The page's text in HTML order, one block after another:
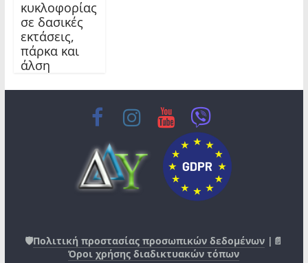
κυκλοφορίας
σε δασικές
εκτάσεις,
πάρκα και
άλση
🛡️Πολιτική προστασίας προσωπικών δεδομένων |📄
Όροι χρήσης διαδικτυακών τόπων